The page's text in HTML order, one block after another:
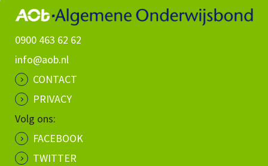
0900 463 62 62
info@aob.nl
CONTACT
PRIVACY
Volg ons:
FACEBOOK
TWITTER